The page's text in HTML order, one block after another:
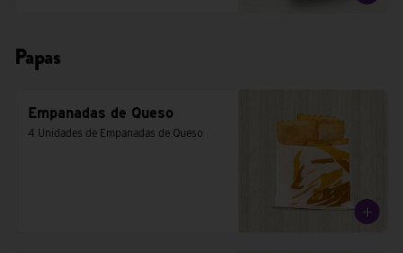
Papas
Empanadas de Queso
4 Unidades de Empanadas de Queso